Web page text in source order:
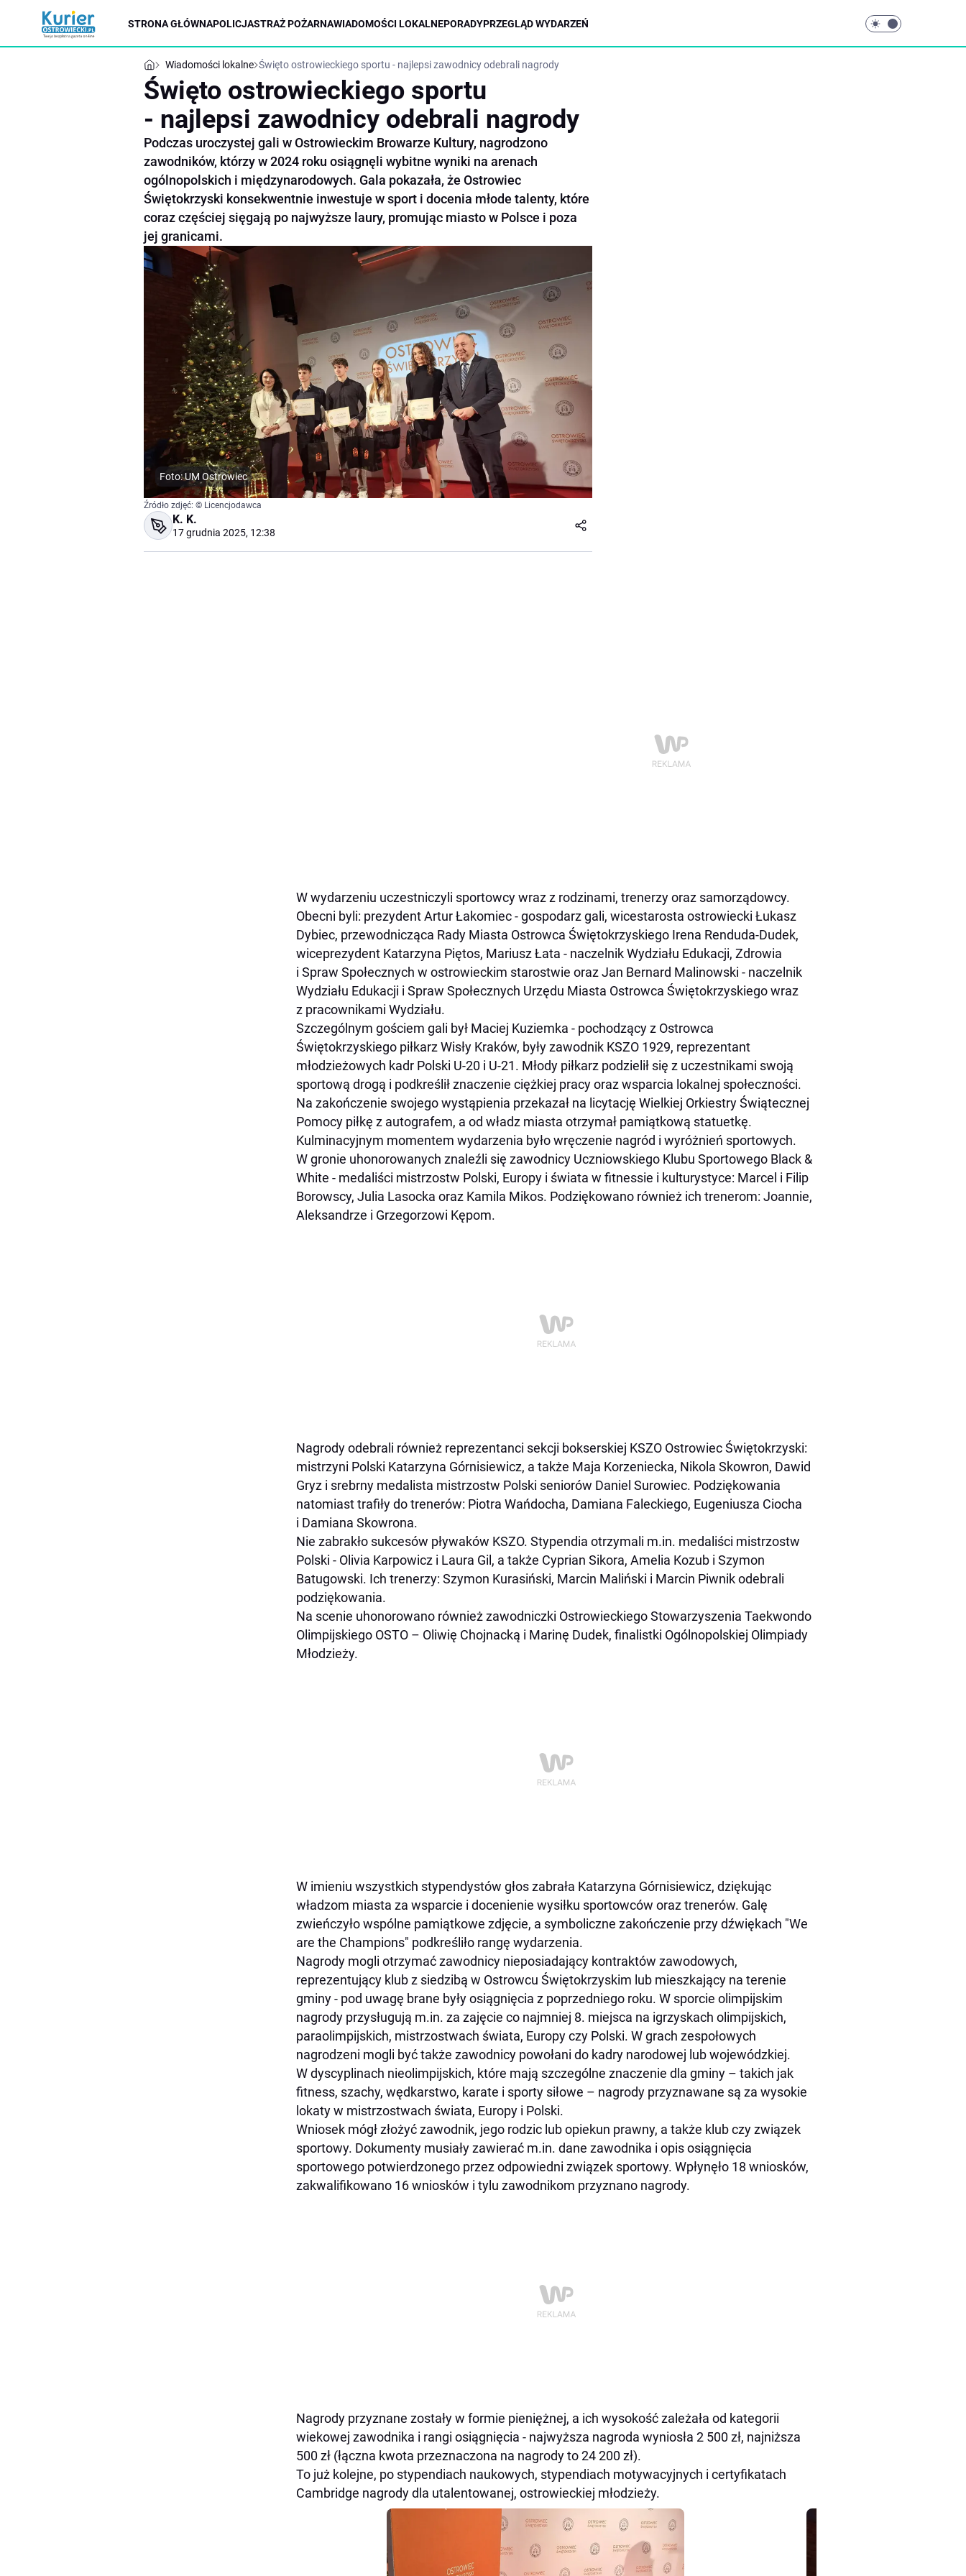
STRONA GŁÓWNAPOLICJASTRAŻ POŻARNAWIADOMOŚCI LOKALNEPORADYPRZEGLĄD WYDARZEŃ
Wiadomości lokalne Święto ostrowieckiego sportu - najlepsi zawodnicy odebrali nagrody
Święto ostrowieckiego sportu
- najlepsi zawodnicy odebrali nagrody
Podczas uroczystej gali w Ostrowieckim Browarze Kultury, nagrodzono
zawodników, którzy w 2024 roku osiągnęli wybitne wyniki na arenach
ogólnopolskich i międzynarodowych. Gala pokazała, że Ostrowiec
Świętokrzyski konsekwentnie inwestuje w sport i docenia młode talenty, które
coraz częściej sięgają po najwyższe laury, promując miasto w Polsce i poza
jej granicami.
Foto: UM Ostrowiec
Źródło zdjęć: © Licencjodawca
K. K.
17 grudnia 2025, 12:38
W wydarzeniu uczestniczyli sportowcy wraz z rodzinami, trenerzy oraz samorządowcy.
Obecni byli: prezydent Artur Łakomiec - gospodarz gali, wicestarosta ostrowiecki Łukasz
Dybiec, przewodnicząca Rady Miasta Ostrowca Świętokrzyskiego Irena Renduda-Dudek,
wiceprezydent Katarzyna Piętos, Mariusz Łata - naczelnik Wydziału Edukacji, Zdrowia
i Spraw Społecznych w ostrowieckim starostwie oraz Jan Bernard Malinowski - naczelnik
Wydziału Edukacji i Spraw Społecznych Urzędu Miasta Ostrowca Świętokrzyskiego wraz
z pracownikami Wydziału.
Szczególnym gościem gali był Maciej Kuziemka - pochodzący z Ostrowca
Świętokrzyskiego piłkarz Wisły Kraków, były zawodnik KSZO 1929, reprezentant
młodzieżowych kadr Polski U-20 i U-21. Młody piłkarz podzielił się z uczestnikami swoją
sportową drogą i podkreślił znaczenie ciężkiej pracy oraz wsparcia lokalnej społeczności.
Na zakończenie swojego wystąpienia przekazał na licytację Wielkiej Orkiestry Świątecznej
Pomocy piłkę z autografem, a od władz miasta otrzymał pamiątkową statuetkę.
Kulminacyjnym momentem wydarzenia było wręczenie nagród i wyróżnień sportowych.
W gronie uhonorowanych znaleźli się zawodnicy Uczniowskiego Klubu Sportowego Black &
White - medaliści mistrzostw Polski, Europy i świata w fitnessie i kulturystyce: Marcel i Filip
Borowscy, Julia Lasocka oraz Kamila Mikos. Podziękowano również ich trenerom: Joannie,
Aleksandrze i Grzegorzowi Kępom.
Nagrody odebrali również reprezentanci sekcji bokserskiej KSZO Ostrowiec Świętokrzyski:
mistrzyni Polski Katarzyna Górnisiewicz, a także Maja Korzeniecka, Nikola Skowron, Dawid
Gryz i srebrny medalista mistrzostw Polski seniorów Daniel Surowiec. Podziękowania
natomiast trafiły do trenerów: Piotra Wańdocha, Damiana Faleckiego, Eugeniusza Ciocha
i Damiana Skowrona.
Nie zabrakło sukcesów pływaków KSZO. Stypendia otrzymali m.in. medaliści mistrzostw
Polski - Olivia Karpowicz i Laura Gil, a także Cyprian Sikora, Amelia Kozub i Szymon
Batugowski. Ich trenerzy: Szymon Kurasiński, Marcin Maliński i Marcin Piwnik odebrali
podziękowania.
Na scenie uhonorowano również zawodniczki Ostrowieckiego Stowarzyszenia Taekwondo
Olimpijskiego OSTO – Oliwię Chojnacką i Marinę Dudek, finalistki Ogólnopolskiej Olimpiady
Młodzieży.
W imieniu wszystkich stypendystów głos zabrała Katarzyna Górnisiewicz, dziękując
władzom miasta za wsparcie i docenienie wysiłku sportowców oraz trenerów. Galę
zwieńczyło wspólne pamiątkowe zdjęcie, a symboliczne zakończenie przy dźwiękach "We
are the Champions" podkreśliło rangę wydarzenia.
Nagrody mogli otrzymać zawodnicy nieposiadający kontraktów zawodowych,
reprezentujący klub z siedzibą w Ostrowcu Świętokrzyskim lub mieszkający na terenie
gminy - pod uwagę brane były osiągnięcia z poprzedniego roku. W sporcie olimpijskim
nagrody przysługują m.in. za zajęcie co najmniej 8. miejsca na igrzyskach olimpijskich,
paraolimpijskich, mistrzostwach świata, Europy czy Polski. W grach zespołowych
nagrodzeni mogli być także zawodnicy powołani do kadry narodowej lub wojewódzkiej.
W dyscyplinach nieolimpijskich, które mają szczególne znaczenie dla gminy – takich jak
fitness, szachy, wędkarstwo, karate i sporty siłowe – nagrody przyznawane są za wysokie
lokaty w mistrzostwach świata, Europy i Polski.
Wniosek mógł złożyć zawodnik, jego rodzic lub opiekun prawny, a także klub czy związek
sportowy. Dokumenty musiały zawierać m.in. dane zawodnika i opis osiągnięcia
sportowego potwierdzonego przez odpowiedni związek sportowy. Wpłynęło 18 wniosków,
zakwalifikowano 16 wniosków i tylu zawodnikom przyznano nagrody.
Nagrody przyznane zostały w formie pieniężnej, a ich wysokość zależała od kategorii
wiekowej zawodnika i rangi osiągnięcia - najwyższa nagroda wyniosła 2 500 zł, najniższa
500 zł (łączna kwota przeznaczona na nagrody to 24 200 zł).
To już kolejne, po stypendiach naukowych, stypendiach motywacyjnych i certyfikatach
Cambridge nagrody dla utalentowanej, ostrowieckiej młodzieży.